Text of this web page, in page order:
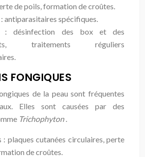
de poils, formation de croûtes.
antiparasitaires spécifiques.
: désinfection des box et des
traitements réguliers
FONGIQUES
de la peau sont fréquentes
Elles sont causées par des
Trichophyton.
: plaques cutanées circulaires, perte
de croûtes.